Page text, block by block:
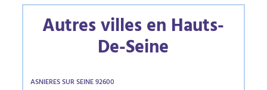
Autres villes en Hauts-
De-Seine
ASNIERES SUR SEINE 92600